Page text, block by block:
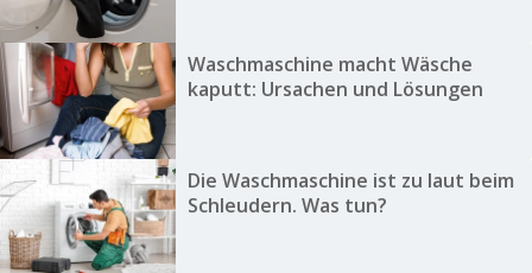
Waschmaschine macht Wäsche
kaputt: Ursachen und Lösungen
Die Waschmaschine ist zu laut beim
Schleudern. Was tun?